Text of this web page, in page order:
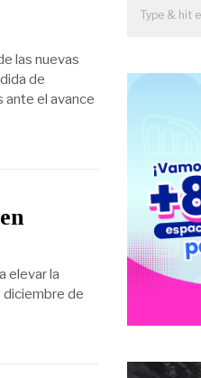
las nuevas
de
ante el avance
elevar la
diciembre de